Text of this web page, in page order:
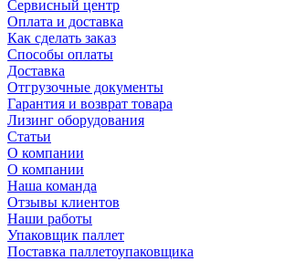
Сервисный центр
Оплата и доставка
Как сделать заказ
Способы оплаты
Доставка
Отгрузочные документы
Гарантия и возврат товара
Лизинг оборудования
Статьи
О компании
О компании
Наша команда
Отзывы клиентов
Наши работы
Упаковщик паллет
Поставка паллетоупаковщика